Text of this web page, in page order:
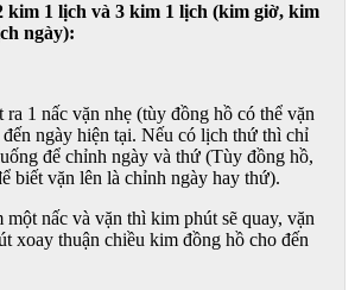
kim 1 lịch và 3 kim 1 lịch (kim giờ, kim
ngày):
1 nấc vặn nhẹ (tùy đồng hồ có thể vặn
ngày hiện tại. Nếu có lịch thứ thì chỉ
để chỉnh ngày và thứ (Tùy đồng hồ,
biết vặn lên là chỉnh ngày hay thứ).
nấc và vặn thì kim phút sẽ quay, vặn
xoay thuận chiều kim đồng hồ cho đến